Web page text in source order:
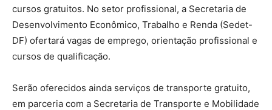
cursos gratuitos. No setor profissional, a Secretaria de
Desenvolvimento Econômico, Trabalho e Renda (Sedet-
DF) ofertará vagas de emprego, orientação profissional e
cursos de qualificação.
Serão oferecidos ainda serviços de transporte gratuito,
em parceria com a Secretaria de Transporte e Mobilidade